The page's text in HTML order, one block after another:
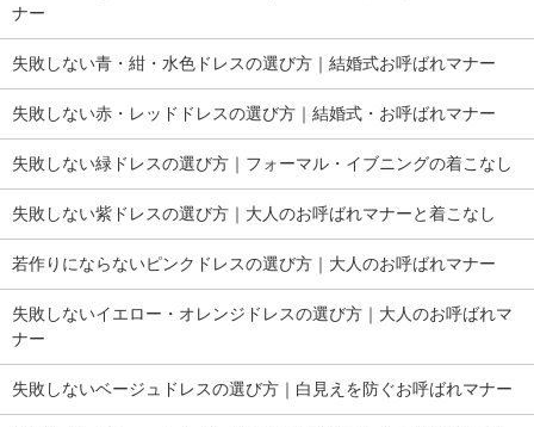
ナー
失敗しない青・紺・水色ドレスの選び方｜結婚式お呼ばれマナー
失敗しない赤・レッドドレスの選び方｜結婚式・お呼ばれマナー
失敗しない緑ドレスの選び方｜フォーマル・イブニングの着こなし
失敗しない紫ドレスの選び方｜大人のお呼ばれマナーと着こなし
若作りにならないピンクドレスの選び方｜大人のお呼ばれマナー
失敗しないイエロー・オレンジドレスの選び方｜大人のお呼ばれマ
ナー
失敗しないベージュドレスの選び方｜白見えを防ぐお呼ばれマナー